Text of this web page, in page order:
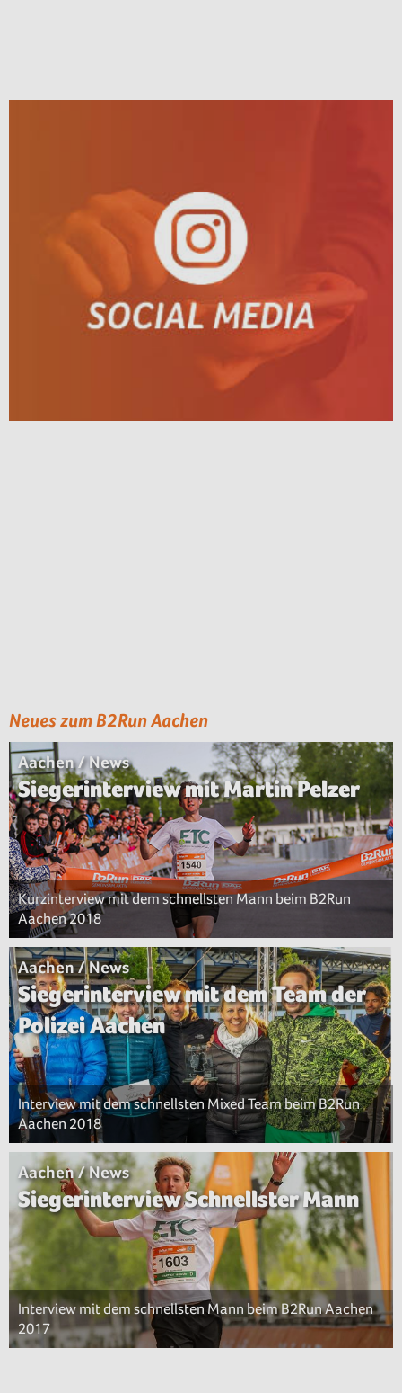
Neues zum B2Run Aachen
Aachen / News
Siegerinterview mit Martin Pelzer
Kurzinterview mit dem schnellsten Mann beim B2Run
Aachen 2018
Aachen / News
Siegerinterview mit dem Team der
Polizei Aachen
Interview mit dem schnellsten Mixed Team beim B2Run
Aachen 2018
Aachen / News
Siegerinterview Schnellster Mann
Interview mit dem schnellsten Mann beim B2Run Aachen
2017